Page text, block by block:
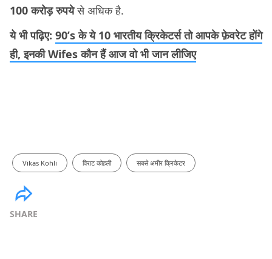
100 करोड़ रुपयेसे अधिक है.
ये भी पढ़िए: 90’s के ये 10 भारतीय क्रिकेटर्स तो आपके फ़ेवरेट होंगे
ही, इनकी Wifes कौन हैं आज वो भी जान लीजिए
Vikas Kohli विराट कोहली सबसे अमीर क्रिकेटर
SHARE